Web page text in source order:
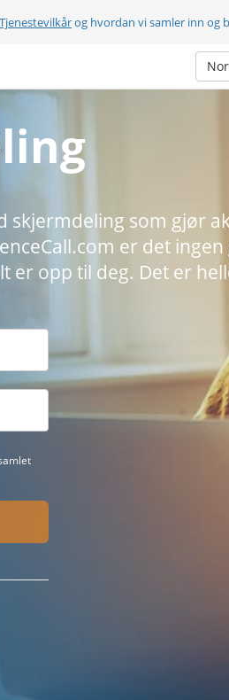
Tjenestevilkårog hvordan vi samler inn og
skjermdeling som gjør
er det
er opp til deg. Det er